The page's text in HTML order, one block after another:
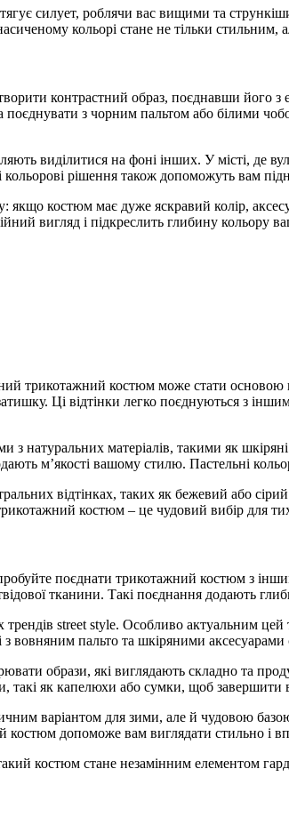
силует, роблячи вас вищими та
кольорі стане не тільки
контрастний образ, поєднавши його з
з чорним пальтом або білими
виділитися на фоні інших. У місті,
кольорові рішення також допоможуть вам
якщо костюм має дуже яскравий колір,
вигляд і підкреслить глибину кольору
трикотажний костюм може стати основою
Ці відтінки легко поєднуються з
з натуральних матеріалів, такими як
м’якості вашому стилю. Пастельні
відтінках, таких як бежевий або
костюм – це чудовий вибір для
поєднати трикотажний костюм з
тканини. Такі поєднання додають
street style. Особливо актуальним
пальто та шкіряними
образи, які виглядають складно та
такі як капелюхи або сумки, щоб завершити
варіантом для зими, але й чудовою
допоможе вам виглядати стильно і
костюм стане незамінним елементом